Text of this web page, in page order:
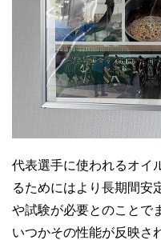
代表選手に使われるオイ
るためにはより長期間安
や試験が必要とのことで
いつかその性能が反映さ